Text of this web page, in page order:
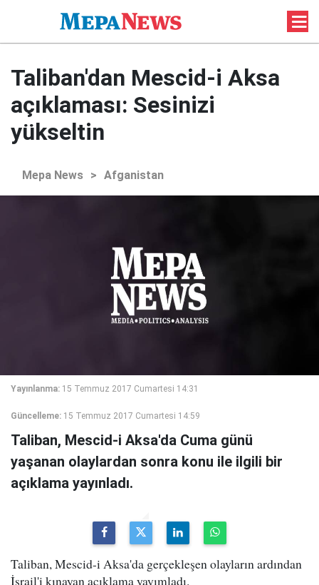
Taliban'dan Mescid-i Aksa
açıklaması: Sesinizi
yükseltin
Mepa News > Afganistan
Yayınlanma: 15 Temmuz 2017 Cumartesi 14:31
Güncelleme: 15 Temmuz 2017 Cumartesi 14:59
Taliban, Mescid-i Aksa'da Cuma günü
yaşanan olaylardan sonra konu ile ilgili bir
açıklama yayınladı.
Taliban, Mescid-i Aksa'da gerçekleşen olayların ardından
İsrail'i kınayan açıklama yayımladı.